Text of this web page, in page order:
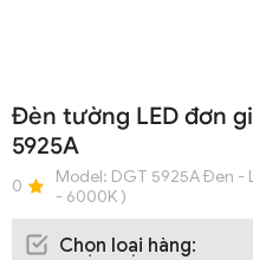
Đèn tường LED đơn
5925A
0 Model: DGT 5925A Đen -
- 6000K )
Chọn loại hàng: